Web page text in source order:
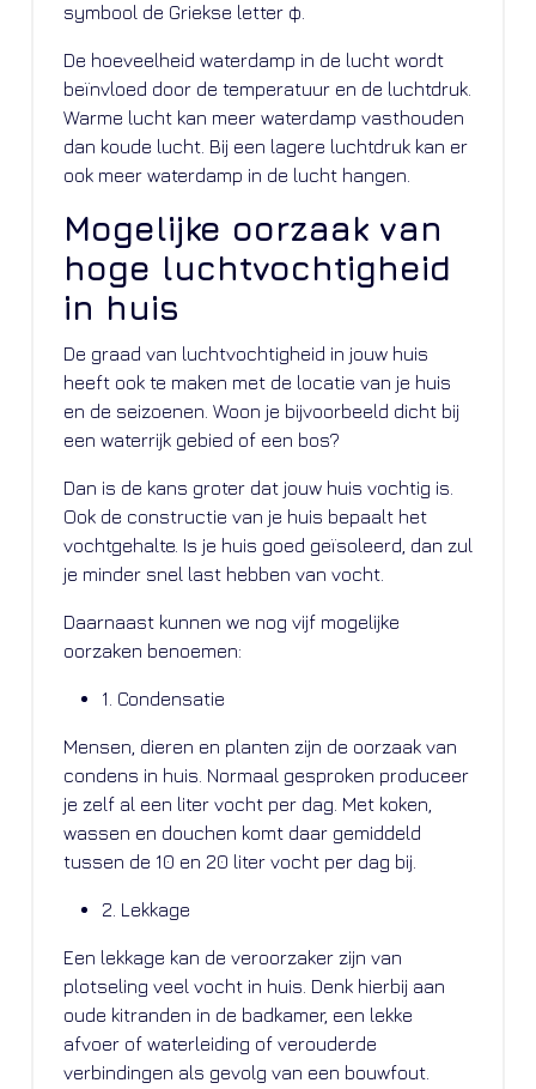
symbool de Griekse letter φ.
De hoeveelheid waterdamp in de lucht wordt
beïnvloed door de temperatuur en de luchtdruk.
Warme lucht kan meer waterdamp vasthouden
dan koude lucht. Bij een lagere luchtdruk kan er
ook meer waterdamp in de lucht hangen.
Mogelijke oorzaak van
hoge luchtvochtigheid
in huis
De graad van luchtvochtigheid in jouw huis
heeft ook te maken met de locatie van je huis
en de seizoenen. Woon je bijvoorbeeld dicht bij
een waterrijk gebied of een bos?
Dan is de kans groter dat jouw huis vochtig is.
Ook de constructie van je huis bepaalt het
vochtgehalte. Is je huis goed geïsoleerd, dan zul
je minder snel last hebben van vocht.
Daarnaast kunnen we nog vijf mogelijke
oorzaken benoemen:
1. Condensatie
Mensen, dieren en planten zijn de oorzaak van
condens in huis. Normaal gesproken produceer
je zelf al een liter vocht per dag. Met koken,
wassen en douchen komt daar gemiddeld
tussen de 10 en 20 liter vocht per dag bij.
2. Lekkage
Een lekkage kan de veroorzaker zijn van
plotseling veel vocht in huis. Denk hierbij aan
oude kitranden in de badkamer, een lekke
afvoer of waterleiding of verouderde
verbindingen als gevolg van een bouwfout.